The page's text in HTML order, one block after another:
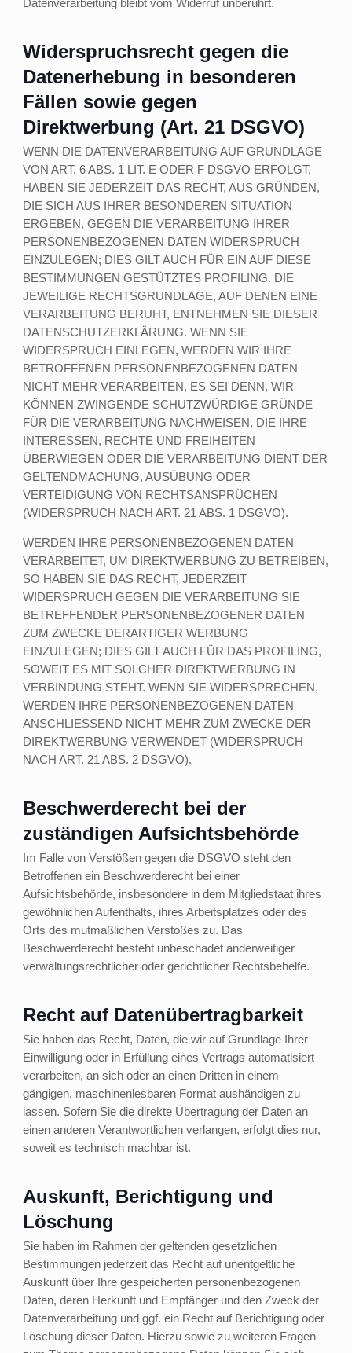
Datenverarbeitung bleibt vom Widerruf unberührt.
Widerspruchsrecht gegen die
Datenerhebung in besonderen
Fällen sowie gegen
Direktwerbung (Art. 21 DSGVO)
WENN DIE DATENVERARBEITUNG AUF GRUNDLAGE
VON ART. 6 ABS. 1 LIT. E ODER F DSGVO ERFOLGT,
HABEN SIE JEDERZEIT DAS RECHT, AUS GRÜNDEN,
DIE SICH AUS IHRER BESONDEREN SITUATION
ERGEBEN, GEGEN DIE VERARBEITUNG IHRER
PERSONENBEZOGENEN DATEN WIDERSPRUCH
EINZULEGEN; DIES GILT AUCH FÜR EIN AUF DIESE
BESTIMMUNGEN GESTÜTZTES PROFILING. DIE
JEWEILIGE RECHTSGRUNDLAGE, AUF DENEN EINE
VERARBEITUNG BERUHT, ENTNEHMEN SIE DIESER
DATENSCHUTZERKLÄRUNG. WENN SIE
WIDERSPRUCH EINLEGEN, WERDEN WIR IHRE
BETROFFENEN PERSONENBEZOGENEN DATEN
NICHT MEHR VERARBEITEN, ES SEI DENN, WIR
KÖNNEN ZWINGENDE SCHUTZWÜRDIGE GRÜNDE
FÜR DIE VERARBEITUNG NACHWEISEN, DIE IHRE
INTERESSEN, RECHTE UND FREIHEITEN
ÜBERWIEGEN ODER DIE VERARBEITUNG DIENT DER
GELTENDMACHUNG, AUSÜBUNG ODER
VERTEIDIGUNG VON RECHTSANSPRÜCHEN
(WIDERSPRUCH NACH ART. 21 ABS. 1 DSGVO).
WERDEN IHRE PERSONENBEZOGENEN DATEN
VERARBEITET, UM DIREKTWERBUNG ZU BETREIBEN,
SO HABEN SIE DAS RECHT, JEDERZEIT
WIDERSPRUCH GEGEN DIE VERARBEITUNG SIE
BETREFFENDER PERSONENBEZOGENER DATEN
ZUM ZWECKE DERARTIGER WERBUNG
EINZULEGEN; DIES GILT AUCH FÜR DAS PROFILING,
SOWEIT ES MIT SOLCHER DIREKTWERBUNG IN
VERBINDUNG STEHT. WENN SIE WIDERSPRECHEN,
WERDEN IHRE PERSONENBEZOGENEN DATEN
ANSCHLIESSEND NICHT MEHR ZUM ZWECKE DER
DIREKTWERBUNG VERWENDET (WIDERSPRUCH
NACH ART. 21 ABS. 2 DSGVO).
Beschwerde­recht bei der
zuständigen Aufsichts­behörde
Im Falle von Verstößen gegen die DSGVO steht den
Betroffenen ein Beschwerderecht bei einer
Aufsichtsbehörde, insbesondere in dem Mitgliedstaat ihres
gewöhnlichen Aufenthalts, ihres Arbeitsplatzes oder des
Orts des mutmaßlichen Verstoßes zu. Das
Beschwerderecht besteht unbeschadet anderweitiger
verwaltungsrechtlicher oder gerichtlicher Rechtsbehelfe.
Recht auf Daten­übertrag­barkeit
Sie haben das Recht, Daten, die wir auf Grundlage Ihrer
Einwilligung oder in Erfüllung eines Vertrags automatisiert
verarbeiten, an sich oder an einen Dritten in einem
gängigen, maschinenlesbaren Format aushändigen zu
lassen. Sofern Sie die direkte Übertragung der Daten an
einen anderen Verantwortlichen verlangen, erfolgt dies nur,
soweit es technisch machbar ist.
Auskunft, Berichtigung und
Löschung
Sie haben im Rahmen der geltenden gesetzlichen
Bestimmungen jederzeit das Recht auf unentgeltliche
Auskunft über Ihre gespeicherten personenbezogenen
Daten, deren Herkunft und Empfänger und den Zweck der
Datenverarbeitung und ggf. ein Recht auf Berichtigung oder
Löschung dieser Daten. Hierzu sowie zu weiteren Fragen